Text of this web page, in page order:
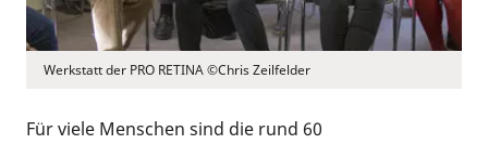
Werkstatt der PRO RETINA ©Chris Zeilfelder
Für viele Menschen sind die rund 60